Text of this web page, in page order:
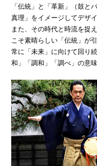
「伝統」と「革新」（鼓と
真理」をイメージしてデザ
また、その時代と時流を捉
こそ素晴らしい「伝統」が
常に「未来」に向けて回り
和」「調和」「調べ」の意